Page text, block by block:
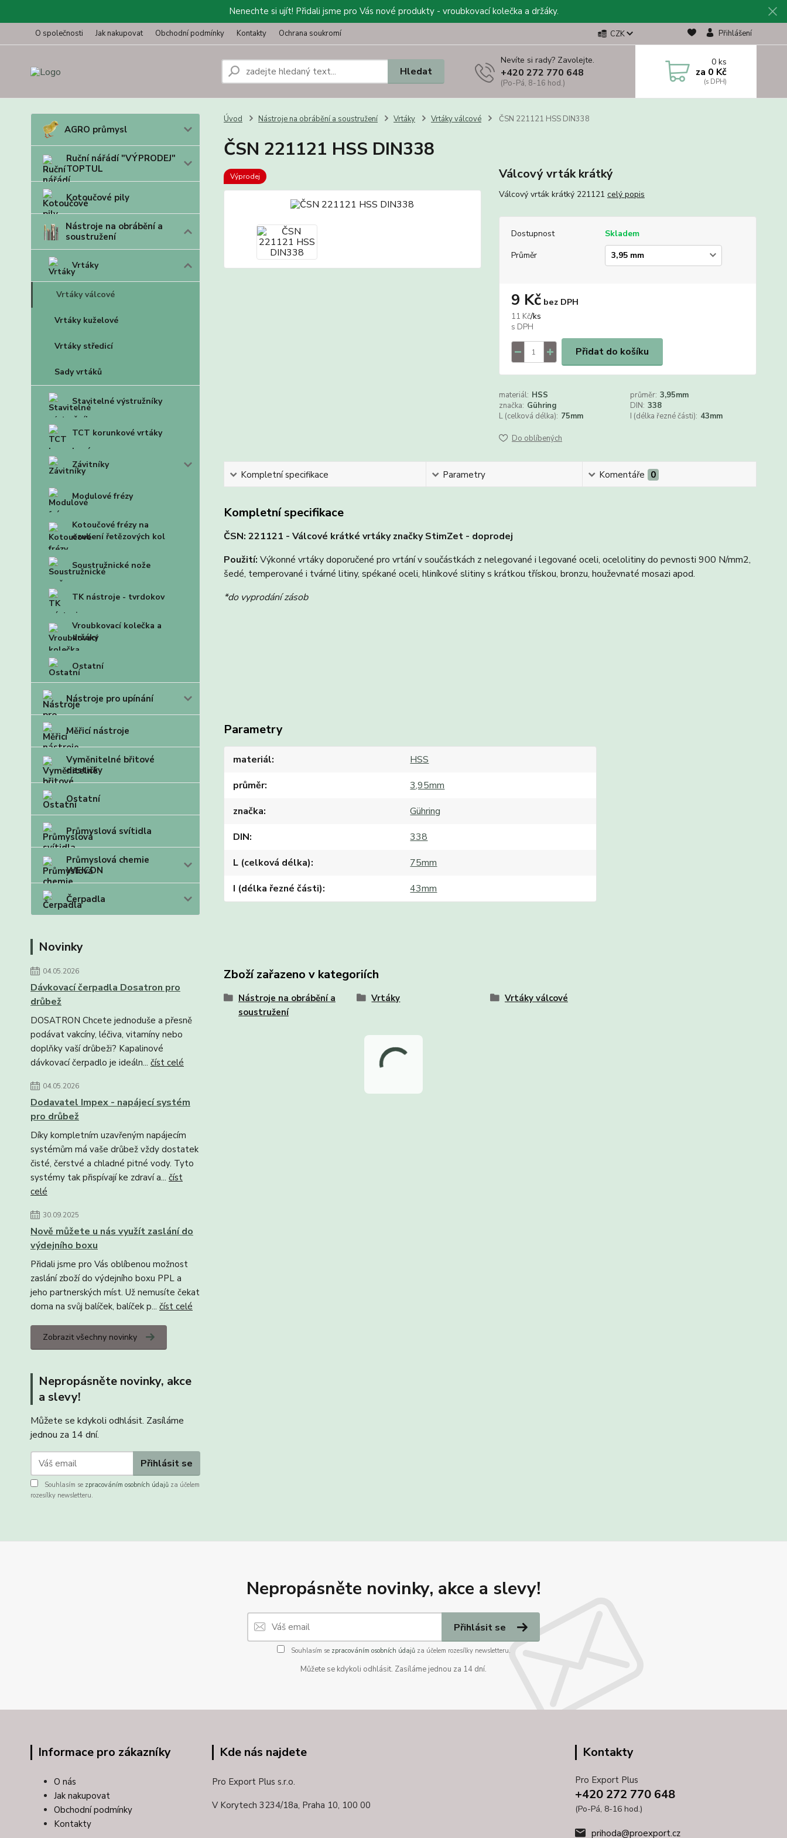
Nenechte si ujít! Přidali jsme pro Vás nové produkty - vroubkovací kolečka a držáky.
O společnosti Jak nakupovat Obchodní podmínky Kontakty Ochrana soukromí CZK Přihlášení
Hledat
Nevíte si rady? Zavolejte.
+420 272 770 648
(Po-Pá, 8-16 hod.)
0ks
za 0 Kč
AGRO průmysl
Ruční nářádí "VÝPRODEJ"
TOPTUL
Kotoučové pily
Nástroje na obrábění a
soustružení
Vrtáky
Vrtáky válcové
Vrtáky kuželové
Vrtáky středicí
Sady vrtáků
Stavitelné výstružníky
TCT korunkové vrtáky
Závitníky
Modulové frézy
Kotoučové frézy na
ozubení řetězových kol
Soustružnické nože
TK nástroje - tvrdokov
Vroubkovací kolečka a
držáky
Ostatní
Nástroje pro upínání
Měřicí nástroje
Vyměnitelné břitové
destičky
Ostatní
Průmyslová svítidla
Průmyslová chemie
WEICON
Čerpadla
Novinky
04.05.2026
Dávkovací čerpadla Dosatron pro
drůbež
DOSATRON Chcete jednoduše a přesně
podávat vakcíny, léčiva, vitamíny nebo
doplňky vaší drůbeži? Kapalinové
dávkovací čerpadlo je ideáln... číst celé
04.05.2026
Dodavatel Impex - napájecí systém
pro drůbež
Díky kompletním uzavřeným napájecím
systémům má vaše drůbež vždy dostatek
čisté, čerstvé a chladné pitné vody. Tyto
systémy tak přispívají ke zdraví a... číst
celé
30.09.2025
Nově můžete u nás využít zaslání do
výdejního boxu
Přidali jsme pro Vás oblíbenou možnost
zaslání zboží do výdejního boxu PPL a
jeho partnerských míst. Už nemusíte čekat
doma na svůj balíček, balíček p... číst celé
Zobrazit všechny novinky
Nepropásněte novinky, akce
a slevy!
Můžete se kdykoli odhlásit. Zasíláme
jednou za 14 dní.
Přihlásit se
Souhlasím se zpracováním osobních údajů za účelem
rozesílky newsletteru.
Úvod Nástroje na obrábění a soustružení Vrtáky Vrtáky válcové ČSN 221121 HSS DIN338
ČSN 221121 HSS DIN338
Výprodej Válcový vrták krátký
Válcový vrták krátký 221121 celý popis
Dostupnost
Skladem
Průměr
11 Kč/ks
9 Kč bez DPH
Přidat do košíku
materiál: HSS průměr: 3,95mm
značka: Gühring DIN: 338
L (celková délka): 75mm I (délka řezné části): 43mm
Do oblíbených
Kompletní specifikace Parametry Komentáře 0
Kompletní specifikace
ČSN: 221121 - Válcové krátké vrtáky značky StimZet - doprodej
Použití: Výkonné vrtáky doporučené pro vrtání v součástkách z nelegované i legované oceli, ocelolitiny do pevnosti 900 N/mm2,
šedé, temperované i tvárné litiny, spékané oceli, hliníkové slitiny s krátkou třískou, bronzu, houževnaté mosazi apod.
*do vyprodání zásob
Parametry
materiál
HSS
průměr
3,95mm
značka
Gühring
DIN
338
L (celková délka)
75mm
I (délka řezné části)
43mm
Zboží zařazeno v kategoriích
Nástroje na obrábění a
soustružení
Vrtáky Vrtáky válcové
Nepropásněte novinky, akce a slevy!
Přihlásit se
Souhlasím se zpracováním osobních údajůza účelem rozesílky newsletteru.
Můžete se kdykoli odhlásit. Zasíláme jednou za 14 dní.
Informace pro zákazníky
O nás
Jak nakupovat
Obchodní podmínky
Kontakty
Kde nás najdete
Pro Export Plus s.r.o.
V Korytech 3234/18a, Praha 10, 100 00
Kontakty
Pro Export Plus
+420 272 770 648
(Po-Pá, 8-16 hod.)
prihoda@proexport.cz